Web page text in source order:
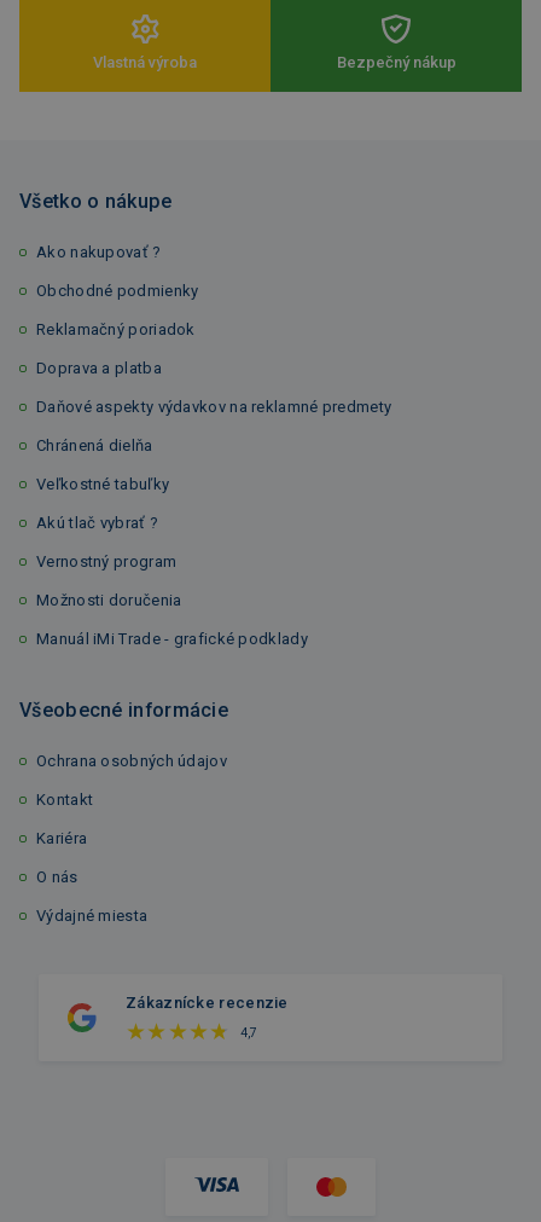
Vlastná výroba Bezpečný nákup
Všetko o nákupe
Ako nakupovať ?
Obchodné podmienky
Reklamačný poriadok
Doprava a platba
Daňové aspekty výdavkov na reklamné predmety
Chránená dielňa
Veľkostné tabuľky
Akú tlač vybrať ?
Vernostný program
Možnosti doručenia
Manuál iMi Trade - grafické podklady
Všeobecné informácie
Ochrana osobných údajov
Kontakt
Kariéra
O nás
Výdajné miesta
Zákaznícke recenzie
4,7